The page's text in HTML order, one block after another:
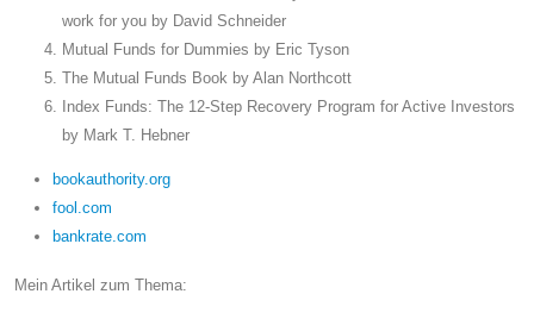
work for you by David Schneider
Mutual Funds for Dummies by Eric Tyson
The Mutual Funds Book by Alan Northcott
Index Funds: The 12-Step Recovery Program for Active Investors
by Mark T. Hebner
bookauthority.org
fool.com
bankrate.com
Mein Artikel zum Thema: